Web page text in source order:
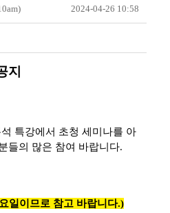
2024-04-26 10:58
지
특강에서 초청 세미나를 아
들의 많은 참여 바랍니다.
일이므로 참고 바랍니다.)